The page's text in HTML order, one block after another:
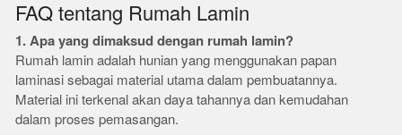
FAQ tentang Rumah Lamin
1. Apa yang dimaksud dengan rumah lamin?
Rumah lamin adalah hunian yang menggunakan papan
laminasi sebagai material utama dalam pembuatannya.
Material ini terkenal akan daya tahannya dan kemudahan
dalam proses pemasangan.